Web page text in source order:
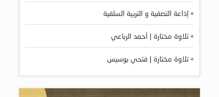
إذاعة التصفية و التربية السلفية
تلاوة مختارة | أحمد الرباعي
تلاوة مختارة | فتحي بوسيس